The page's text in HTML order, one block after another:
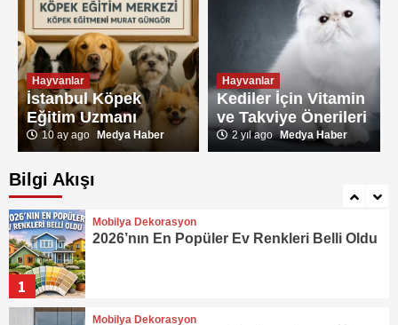
Hayvanlar
İstanbul Köpek
Eğitim Uzmanı
10 ay ago Medya Haber
Hayvanlar
Kediler İçin Vitamin
ve Takviye Önerileri
2 yıl ago Medya Haber
Bilgi Akışı
4
Mobilya Dekorasyon
Evini Baştan Sona Yenile! 2025’in En
Popüler Dekorasyon Trendleri
5
Mobilya Dekorasyon
Yatak Odanızı Canlandıran Muhteşem
Dekorasyon Önerileri
1
Mobilya Dekorasyon
2026’nın En Popüler Ev Renkleri Belli Oldu
Mobilya Dekorasyon